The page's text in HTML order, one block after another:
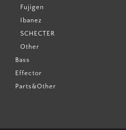
Fujigen
Ibanez
SCHECTER
Other
Bass
Effector
Parts&Other